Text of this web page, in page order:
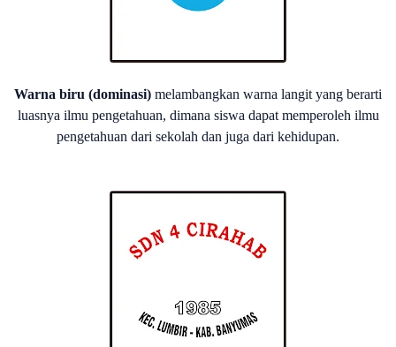
Warna biru (dominasi) melambangkan warna langit yang berarti
luasnya ilmu pengetahuan, dimana siswa dapat memperoleh ilmu
pengetahuan dari sekolah dan juga dari kehidupan.